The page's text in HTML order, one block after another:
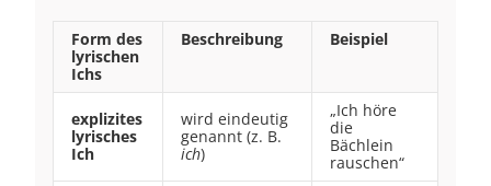
Form des
lyrischen
Ichs
Beschreibung Beispiel
explizites
lyrisches
Ich
wird eindeutig
genannt (z. B.
ich)
„Ich höre
die
Bächlein
rauschen“